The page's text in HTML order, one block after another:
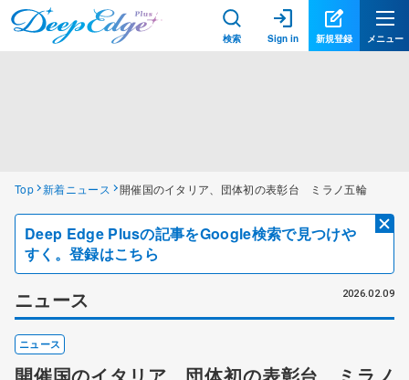
検索 Sign in 新規登録 メニュー
Top 新着ニュース 開催国のイタリア、団体初の表彰台 ミラノ五輪
Deep Edge Plusの記事をGoogle検索で見つけや
すく。登録はこちら
ニュース 2026.02.09
ニュース